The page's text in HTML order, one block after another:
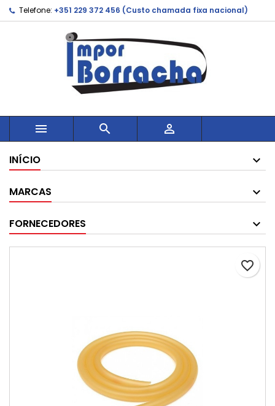
Telefone: +351 229 372 456 (Custo chamada fixa nacional)
  
INÍCIO
MARCAS
FORNECEDORES
favorite_border